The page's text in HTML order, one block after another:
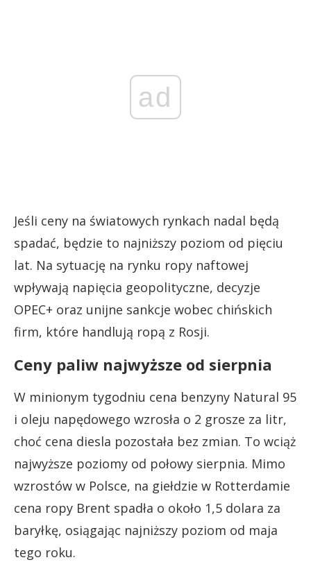
ad
Jeśli ceny na światowych rynkach nadal będą
spadać, będzie to najniższy poziom od pięciu
lat. Na sytuację na rynku ropy naftowej
wpływają napięcia geopolityczne, decyzje
OPEC+ oraz unijne sankcje wobec chińskich
firm, które handlują ropą z Rosji.
Ceny paliw najwyższe od sierpnia
W minionym tygodniu cena benzyny Natural 95
i oleju napędowego wzrosła o 2 grosze za litr,
choć cena diesla pozostała bez zmian. To wciąż
najwyższe poziomy od połowy sierpnia. Mimo
wzrostów w Polsce, na giełdzie w Rotterdamie
cena ropy Brent spadła o około 1,5 dolara za
baryłkę, osiągając najniższy poziom od maja
tego roku.